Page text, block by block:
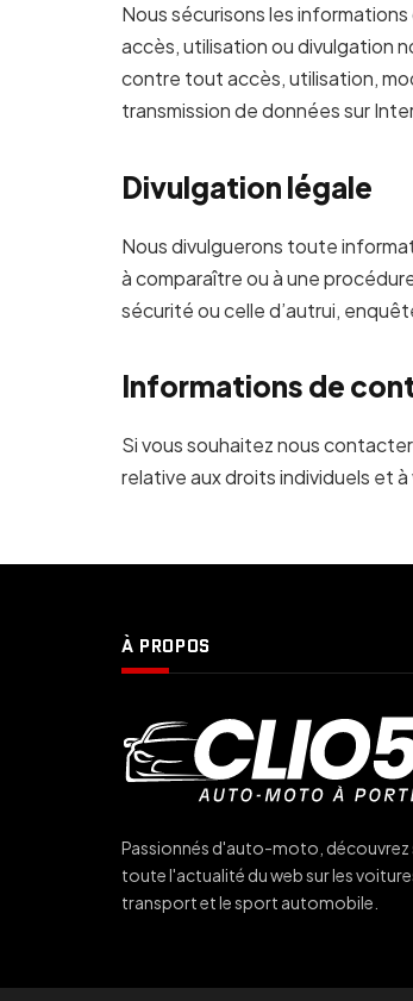
Nous sécurisons les
accès, utilisation ou divulgation
contre tout accès, utilisation,
transmission de données sur
Divulgation légale
Nous divulguerons toute
à comparaître ou à une
sécurité ou celle d’autrui,
Informations de
Si vous souhaitez nous
relative aux droits individuels et
À PROPOS
Passionnés d'auto-moto, découvrez
toute l'actualité du web sur les
transport et le sport automobile.